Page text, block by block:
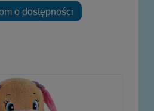
o dostępności